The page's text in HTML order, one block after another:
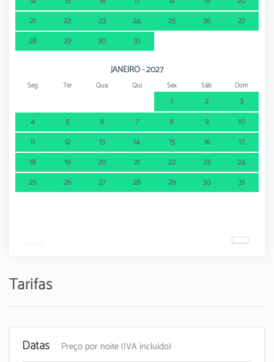
21
22 23 24 25 26
27
28
29 30 31
JANEIRO - 2027
Seg Ter Qua Qui Sex Sáb Dom
1 2
3
4
5 6 7 8 9
10
11
12 13 14 15 16
17
18
19 20 21 22 23
24
25
26 27 28 29 30 31
Tarifas
Datas Preço por noite (IVA incluído)